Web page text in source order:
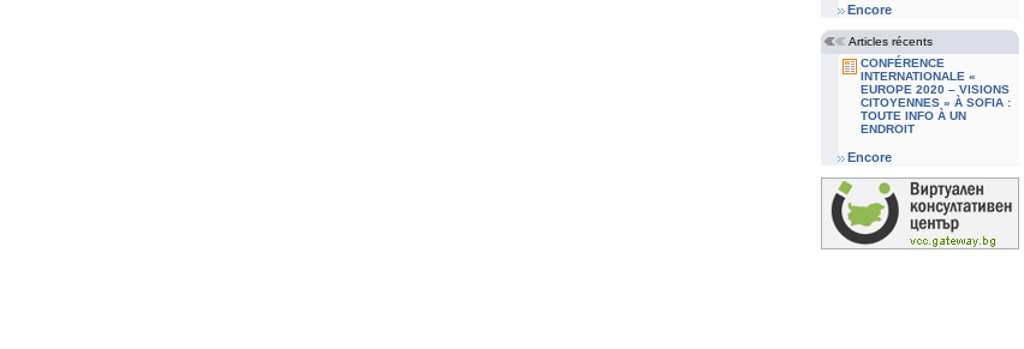
Encore
Articles récents
CONFÉRENCE
INTERNATIONALE «
EUROPE 2020 – VISIONS
CITOYENNES » À SOFIA :
TOUTE INFO À UN
ENDROIT
Encore